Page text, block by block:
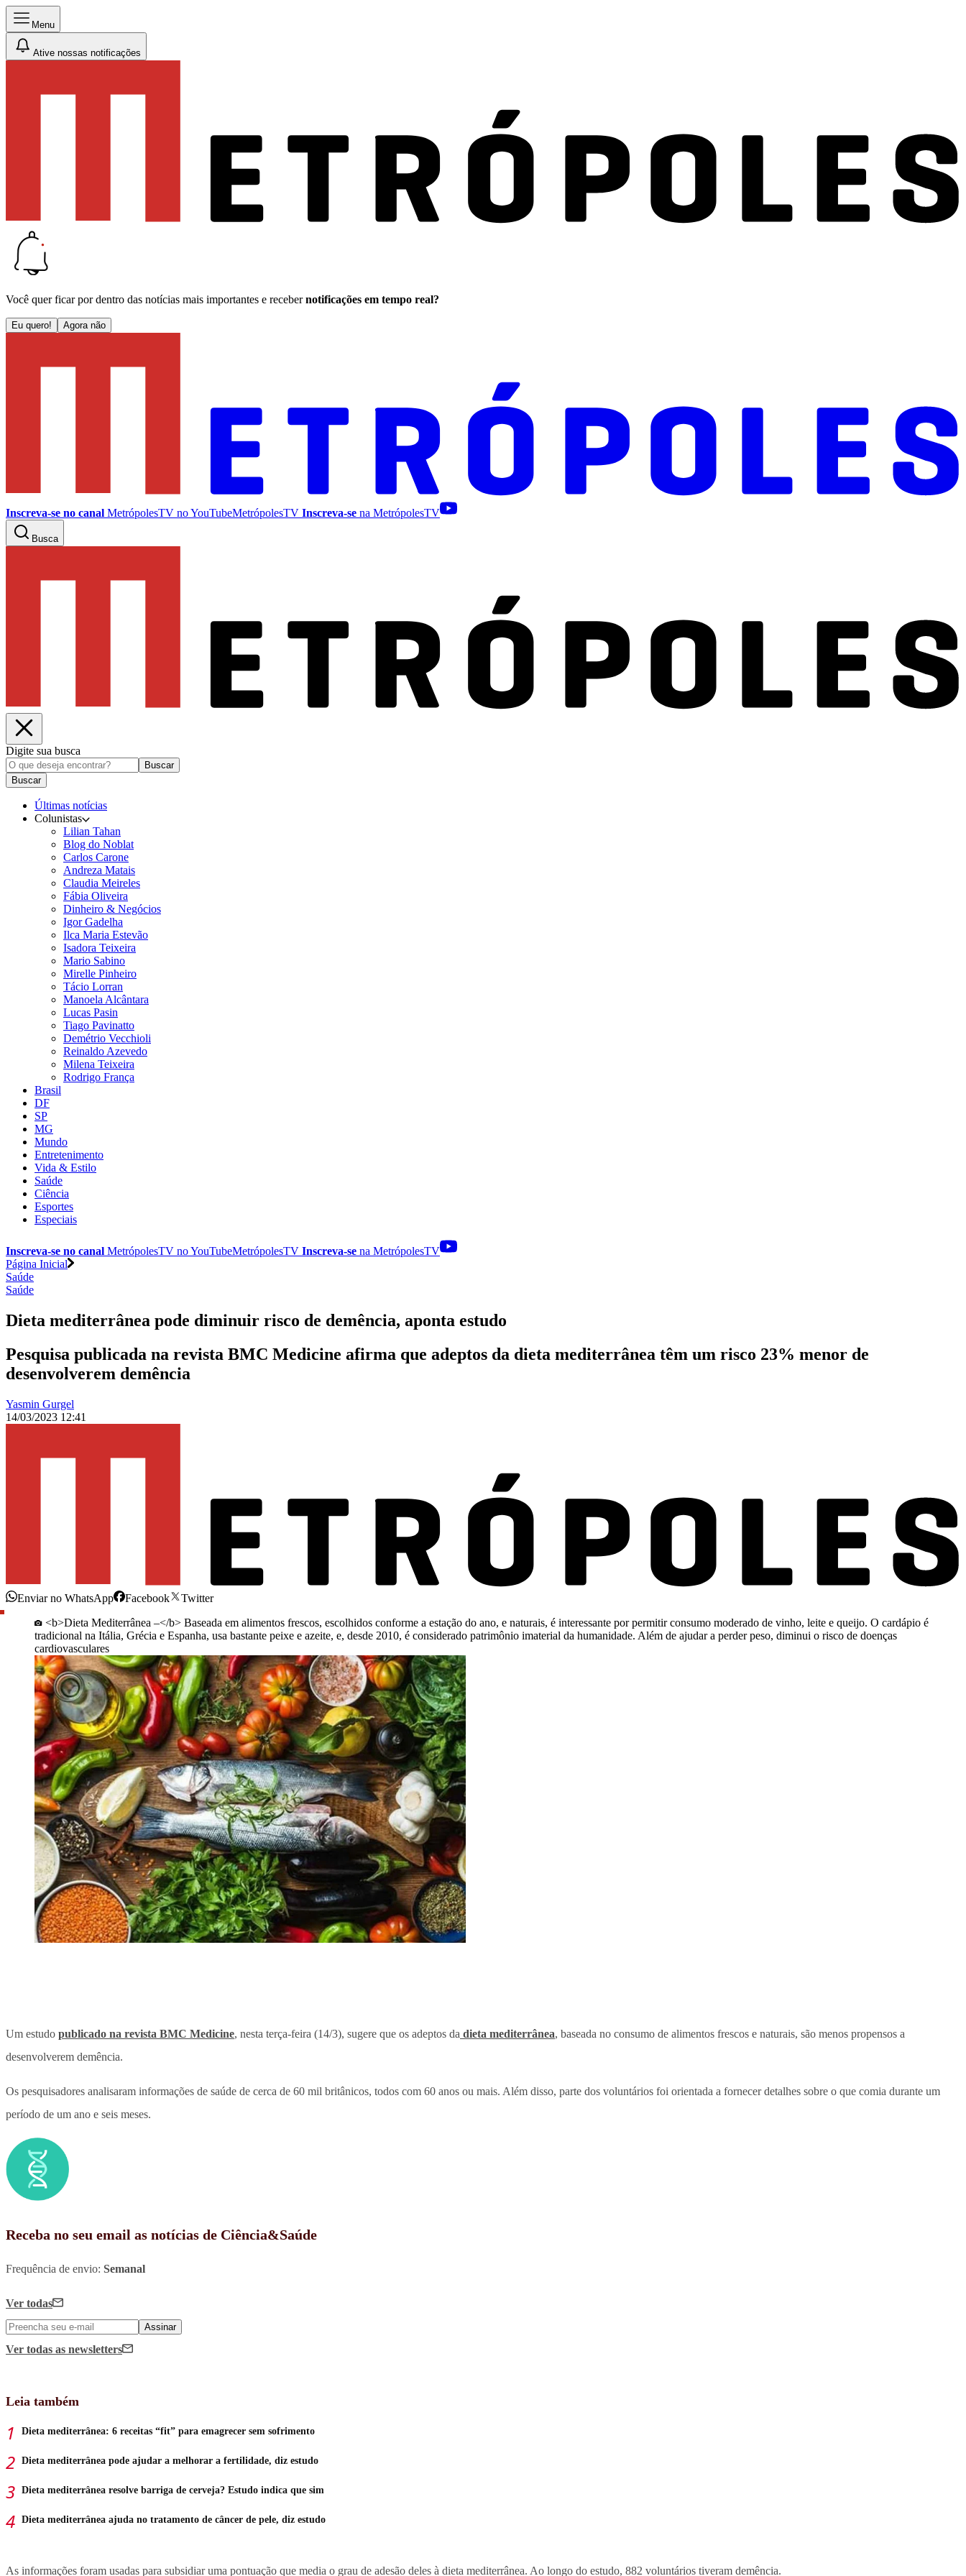
Menu
Ative nossas notificações
Você quer ficar por dentro das notícias mais importantes e receber notificações em tempo real?
Eu quero! Agora não
Inscreva-se no canal MetrópolesTV noYouTubeMetrópolesTV Inscreva-se na MetrópolesTV
Busca
Digite sua busca
Buscar
Buscar
Últimas notícias
Colunistas
Lilian Tahan
Blog do Noblat
Carlos Carone
Andreza Matais
Claudia Meireles
Fábia Oliveira
Dinheiro & Negócios
Igor Gadelha
Ilca Maria Estevão
Isadora Teixeira
Mario Sabino
Mirelle Pinheiro
Tácio Lorran
Manoela Alcântara
Lucas Pasin
Tiago Pavinatto
Demétrio Vecchioli
Reinaldo Azevedo
Milena Teixeira
Rodrigo França
Brasil
DF
SP
MG
Mundo
Entretenimento
Vida & Estilo
Saúde
Ciência
Esportes
Especiais
Inscreva-se no canal MetrópolesTV noYouTubeMetrópolesTV Inscreva-se na MetrópolesTV
Página Inicial
Saúde
Saúde
Dieta mediterrânea pode diminuir risco de demência, aponta estudo
Pesquisa publicada na revista BMC Medicine afirma que adeptos da dieta mediterrânea têm um risco 23% menor de
desenvolverem demência
Yasmin Gurgel
14/03/2023 12:41
Enviar no WhatsApp Facebook
Twitter
<b>Dieta Mediterrânea –</b> Baseada em alimentos frescos, escolhidos conforme a estação do ano, e naturais, é interessante por permitir consumo moderado de vinho, leite e queijo. O cardápio é
tradicional na Itália, Grécia e Espanha, usa bastante peixe e azeite, e, desde 2010, é considerado patrimônio imaterial da humanidade. Além de ajudar a perder peso, diminui o risco de doenças
cardiovasculares
Um estudo publicado na revista BMC Medicine, nesta terça-feira (14/3), sugere que os adeptos da dieta mediterrânea, baseada no consumo de alimentos frescos e naturais, são menos propensos a
desenvolverem demência.
Os pesquisadores analisaram informações de saúde de cerca de 60 mil britânicos, todos com 60 anos ou mais. Além disso, parte dos voluntários foi orientada a fornecer detalhes sobre o que comia durante um
período de um ano e seis meses.
Receba no seu email as notícias de Ciência&Saúde
Frequência de envio: Semanal
Ver todas
Assinar
Ver todas as newsletters
Leia também
Dieta mediterrânea: 6 receitas “fit” para emagrecer sem sofrimento
Dieta mediterrânea pode ajudar a melhorar a fertilidade, diz estudo
Dieta mediterrânea resolve barriga de cerveja? Estudo indica que sim
Dieta mediterrânea ajuda no tratamento de câncer de pele, diz estudo
As informações foram usadas para subsidiar uma pontuação que media o grau de adesão deles à dieta mediterrânea. Ao longo do estudo, 882 voluntários tiveram demência.